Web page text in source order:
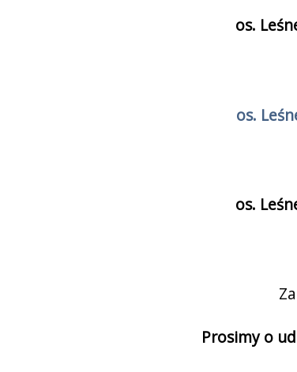
os.
os.
os.
Prosimy o